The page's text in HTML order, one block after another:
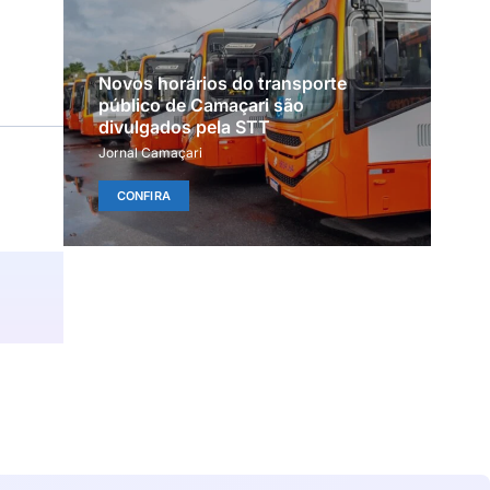
Novos horários do transporte
público de Camaçari são
divulgados pela STT
Jornal Camaçari
CONFIRA